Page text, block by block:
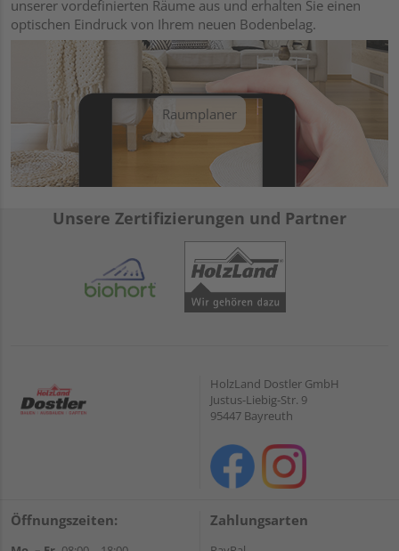
unserer vordefinierten Räume aus und erhalten Sie einen
optischen Eindruck von Ihrem neuen Bodenbelag.
Raumplaner
Unsere Zertifizierungen und Partner
HolzLand Dostler GmbH
Justus-Liebig-Str. 9
95447 Bayreuth
Öffnungszeiten: Zahlungsarten